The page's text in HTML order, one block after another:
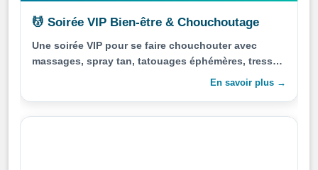
💆 Soirée VIP Bien-être & Chouchoutage
Une soirée VIP pour se faire chouchouter avec
massages, spray tan, tatouages éphémères, tresses
En savoir plus →